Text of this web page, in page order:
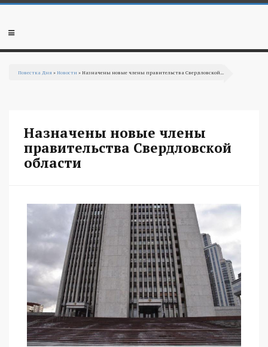
Перейти к основному содержанию
Мобильное
Повестка Дня »Новости » Назначены новые члены правительства Свердловской...
Назначены новые члены
правительства Свердловской
области